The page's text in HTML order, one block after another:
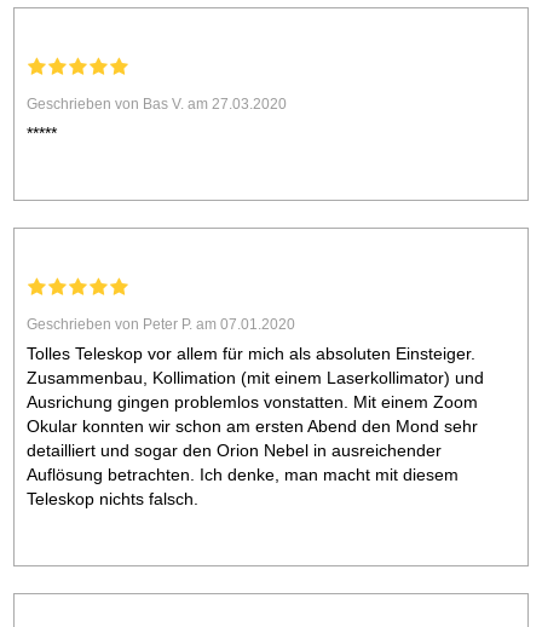
Geschrieben von Bas V. am 27.03.2020
*****
Geschrieben von Peter P. am 07.01.2020
Tolles Teleskop vor allem für mich als absoluten Einsteiger.
Zusammenbau, Kollimation (mit einem Laserkollimator) und
Ausrichung gingen problemlos vonstatten. Mit einem Zoom
Okular konnten wir schon am ersten Abend den Mond sehr
detailliert und sogar den Orion Nebel in ausreichender
Auflösung betrachten. Ich denke, man macht mit diesem
Teleskop nichts falsch.